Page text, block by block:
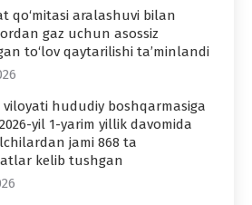
qo‘mitasi aralashuvi bilan
gaz uchun asossiz
to‘lov qaytarilishi ta’minlandi
viloyati hududiy boshqarmasiga
yil 1-yarim yillik davomida
jami 868 ta
kelib tushgan